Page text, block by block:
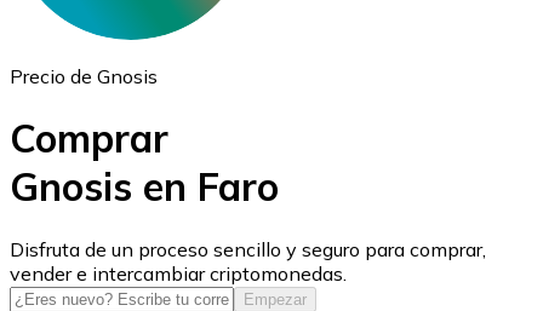
USD Coin
USDC
Precio de Gnosis
Comprar
Gnosis en Faro
Disfruta de un proceso sencillo y seguro para comprar,
vender e intercambiar criptomonedas.
Empezar